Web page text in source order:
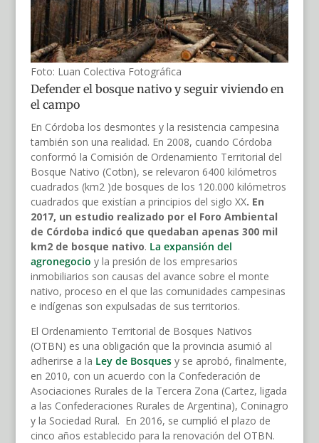
Foto: Luan Colectiva Fotográfica
Defender el bosque nativo y seguir viviendo en
el campo
En Córdoba los desmontes y la resistencia campesina
también son una realidad. En 2008, cuando Córdoba
conformó la Comisión de Ordenamiento Territorial del
Bosque Nativo (Cotbn), se relevaron 6400 kilómetros
cuadrados (km2 )de bosques de los 120.000 kilómetros
cuadrados que existían a principios del siglo XX. En
2017, un estudio realizado por el Foro Ambiental
de Córdoba indicó que quedaban apenas 300 mil
km2 de bosque nativo. La expansión del
agronegocio y la presión de los empresarios
inmobiliarios son causas del avance sobre el monte
nativo, proceso en el que las comunidades campesinas
e indígenas son expulsadas de sus territorios.
El Ordenamiento Territorial de Bosques Nativos
(OTBN) es una obligación que la provincia asumió al
adherirse a la Ley de Bosquesy se aprobó, finalmente,
en 2010, con un acuerdo con la Confederación de
Asociaciones Rurales de la Tercera Zona (Cartez, ligada
a las Confederaciones Rurales de Argentina), Coninagro
y la Sociedad Rural. En 2016, se cumplió el plazo de
cinco años establecido para la renovación del OTBN.